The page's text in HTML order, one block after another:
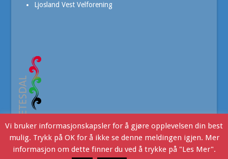
Ljosland Vest Velforening
Vi bruker informasjonskapsler for å gjøre opplevelsen din best
mulig. Trykk på OK for å ikke se denne meldingen igjen. Mer
informasjon om dette finner du ved å trykke på "Les Mer".